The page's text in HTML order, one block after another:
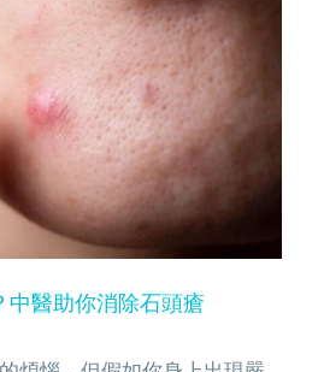
中醫助你消除石頭瘡